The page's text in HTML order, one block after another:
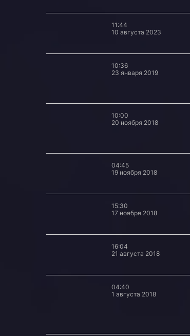
11:44
10 августа 2023
10:36
23 января 2019
10:00
20 ноября 2018
04:45
19 ноября 2018
15:30
17 ноября 2018
16:04
21 августа 2018
04:40
1 августа 2018